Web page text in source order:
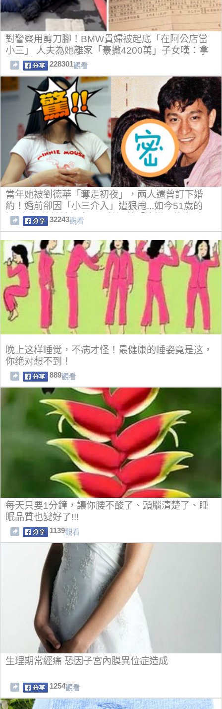
對警察用剪刀腳！BMW貴婦被起底「在阿公店當
小三」 人夫為她離家「豪撒4200萬」子女嘆：拿
她沒轍
228301觀看
當年她被劉德華「奪走初夜」，兩人還曾訂下婚
約！婚前卻因「小三介入」遭狠甩...如今51歲的
她...近況終於被起底！居然過著「這樣」的生活...
32243觀看
晚上这样睡觉，不病才怪！最健康的睡姿竟是这，
你绝对想不到！
889觀看
每天只要1分鐘，讓你腰不酸了、頭腦清楚了、睡
眠品質也變好了!!!
1139觀看
生理期常經痛 恐因子宮內膜異位症造成
1254觀看